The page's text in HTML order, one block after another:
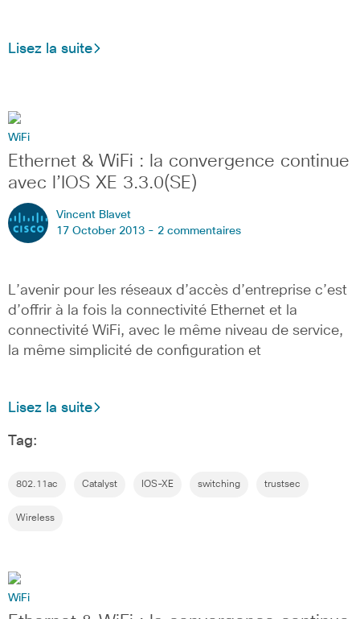
Lisez la suite
WiFi
Ethernet & WiFi : la convergence continue
avec l’IOS XE 3.3.0(SE)
Vincent Blavet
17 October 2013 - 2 commentaires
L’avenir pour les réseaux d’accès d’entreprise c’est
d’offrir à la fois la connectivité Ethernet et la
connectivité WiFi, avec le même niveau de service,
la même simplicité de configuration et
Lisez la suite
Tag:
802.11ac Catalyst IOS-XE switching trustsec
Wireless
WiFi